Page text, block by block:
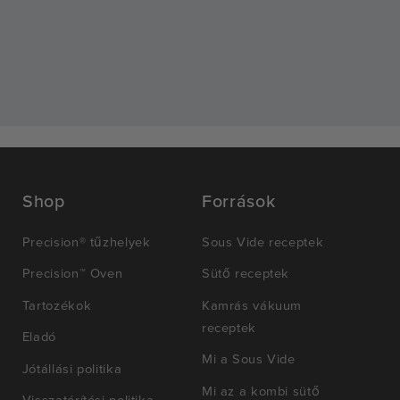
Shop
Precision® tűzhelyek
Precision™ Oven
Tartozékok
Eladó
Jótállási politika
Források
Sous Vide receptek
Sütő receptek
Kamrás vákuum
receptek
Mi a Sous Vide
Mi az a kombi sütő